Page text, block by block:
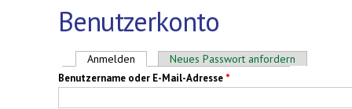
Benutzerkonto
Haupt-Reiter
Anmelden (aktiver Reiter)
Neues Passwort anfordern
Benutzername oder E-Mail-Adresse *